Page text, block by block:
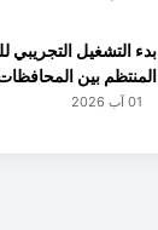
بدء التشغيل التجريبي
المنتظم بين
01 آب 2026